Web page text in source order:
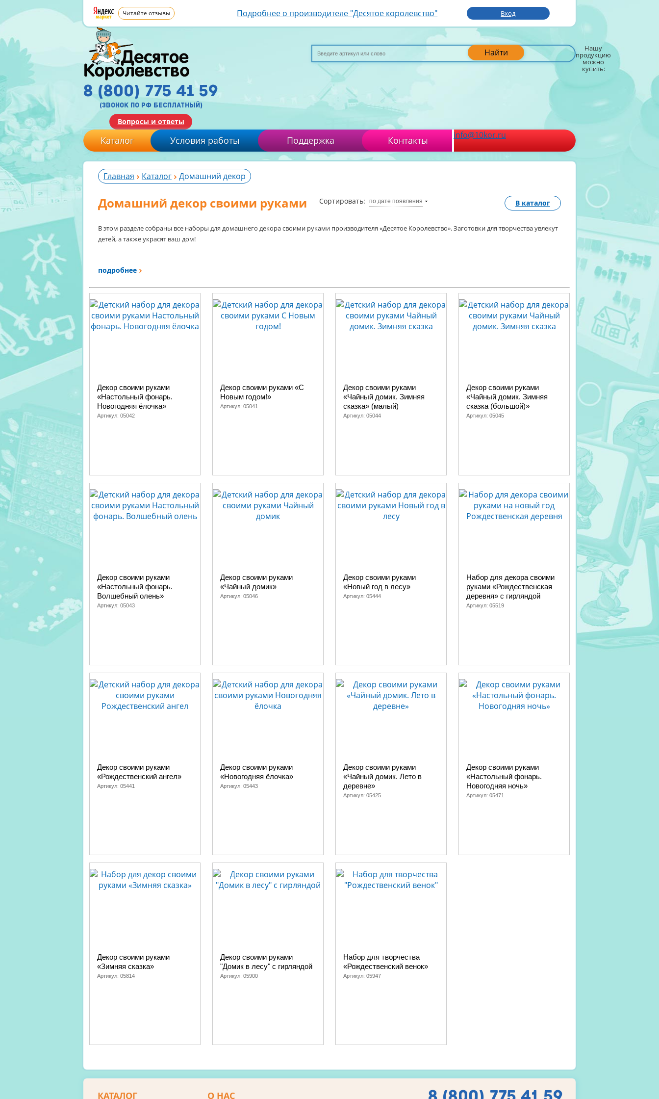
Читайте отзывы Подробнее о производителе "Десятое королевство" Вход
Найти Нашу
продукцию
можно
купить:
8 (800) 775 41 59
(звонок по рф бесплатный)
Вопросы и ответы
Каталог Условия работы Поддержка Контакты info@10kor.ru
Главная Каталог Домашний декор
Домашний декор своими руками Сортировать: по дате появления В каталог
В этом разделе собраны все наборы для домашнего декора своими руками производителя «Десятое Королевство». Заготовки для творчества увлекут
детей, а также украсят ваш дом!
подробнее
Декор своими руками
«Настольный фонарь.
Новогодняя ёлочка»
Артикул: 05042
Декор своими руками «С
Новым годом!»
Артикул: 05041
Декор своими руками
«Чайный домик. Зимняя
сказка» (малый)
Артикул: 05044
Декор своими руками
«Чайный домик. Зимняя
сказка (большой)»
Артикул: 05045
Декор своими руками
«Настольный фонарь.
Волшебный олень»
Артикул: 05043
Декор своими руками
«Чайный домик»
Артикул: 05046
Декор своими руками
«Новый год в лесу»
Артикул: 05444
Набор для декора своими
руками «Рождественская
деревня» с гирляндой
Артикул: 05519
Декор своими руками
«Рождественский ангел»
Артикул: 05441
Декор своими руками
«Новогодняя ёлочка»
Артикул: 05443
Декор своими руками
«Чайный домик. Лето в
деревне»
Артикул: 05425
Декор своими руками
«Настольный фонарь.
Новогодняя ночь»
Артикул: 05471
Декор своими руками
«Зимняя сказка»
Артикул: 05814
Декор своими руками
"Домик в лесу" с гирляндой
Артикул: 05900
Набор для творчества
«Рождественский венок»
Артикул: 05947
КАТАЛОГ О НАС